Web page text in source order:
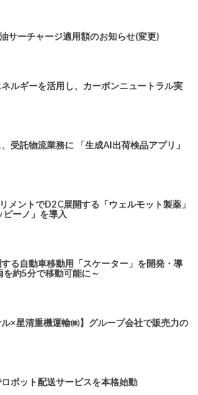
ーチャージ適用額のお知らせ(変更)
ルギーを活用し、カーボンニュートラル実
受託物流業務に 「生成AI出荷検品アプリ」
メントでD2C展開する「ウェルモット製薬」
ピーノ」を導入
る自動車移動用「スケーター」を開発・導
約5分で移動可能に～
ル×星清重機運輸㈱】グループ会社で販売力の
ボット配送サービスを本格始動